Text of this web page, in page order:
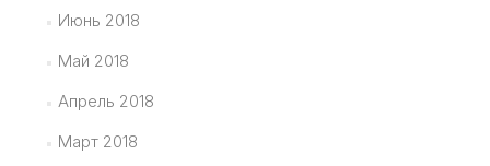
Июнь 2018
Май 2018
Апрель 2018
Март 2018